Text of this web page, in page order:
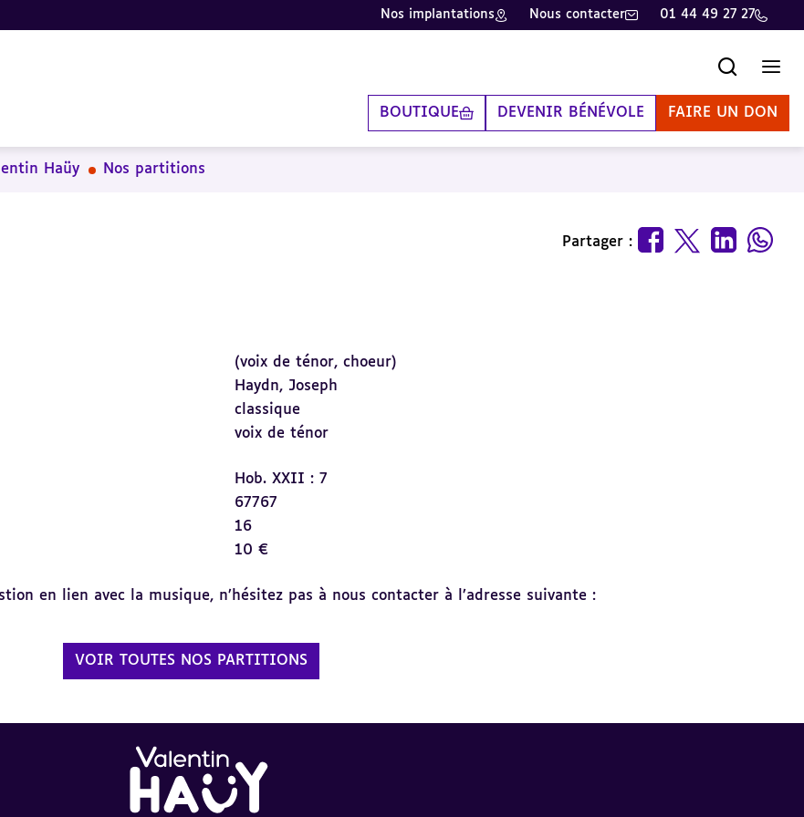
Nos implantations Nous contacter 01 44 49 27 27
BOUTIQUE DEVENIR BÉNÉVOLE FAIRE UN DON
Haüy Nos partitions
Partager :
(voix de ténor, choeur)
Haydn, Joseph
classique
voix de ténor
Hob. XXII : 7
67767
16
10 €
en lien avec la musique, n’hésitez pas à nous contacter à l’adresse suivante :
VOIR TOUTES NOS PARTITIONS